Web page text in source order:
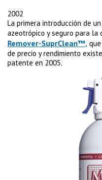
2002
La primera introducción de
azeotrópico y seguro para la
Remover-SuprClean™,
de precio y rendimiento
patente en 2005.